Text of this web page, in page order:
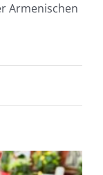
Armenischen